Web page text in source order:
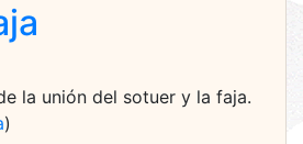
la unión del sotuer y la faja.
)